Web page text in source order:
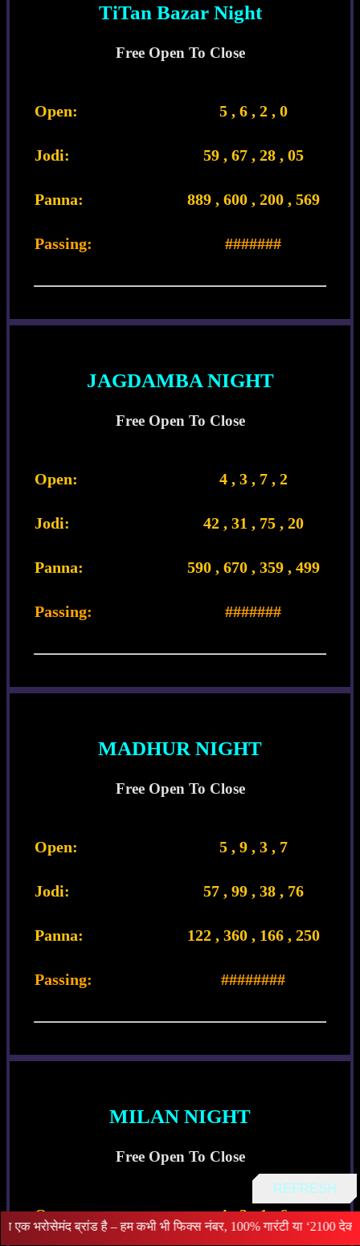
REFRESH
है – हम कभी भी फिक्स नंबर, 100% गारंटी या ‘2100 देकर लॉस कवर’
TiTan Bazar Night
Free Open To Close
Open: 5 , 6 , 2 , 0
Jodi: 59 , 67 , 28 , 05
Panna: 889 , 600 , 200 , 569
Passing: #######
JAGDAMBA NIGHT
Free Open To Close
Open: 4 , 3 , 7 , 2
Jodi: 42 , 31 , 75 , 20
Panna: 590 , 670 , 359 , 499
Passing: #######
MADHUR NIGHT
Free Open To Close
Open: 5 , 9 , 3 , 7
Jodi: 57 , 99 , 38 , 76
Panna: 122 , 360 , 166 , 250
Passing: ########
MILAN NIGHT
Free Open To Close
Open: 4 , 3 , 1 , 6